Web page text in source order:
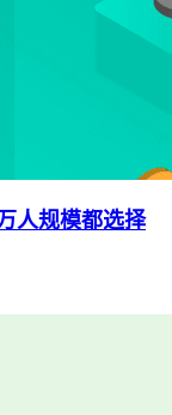
人规模都选择